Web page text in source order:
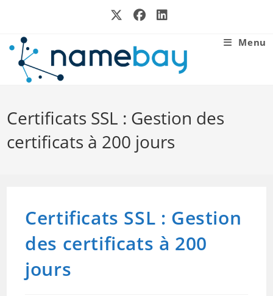
Menu
Certificats SSL : Gestion des
certificats à 200 jours
Certificats SSL : Gestion
des certificats à 200
jours